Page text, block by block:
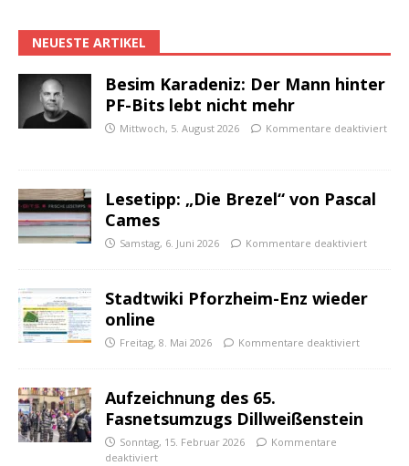
NEUESTE ARTIKEL
Besim Karadeniz: Der Mann hinter
PF-Bits lebt nicht mehr
Mittwoch, 5. August 2026 Kommentare deaktiviert
Lesetipp: „Die Brezel“ von Pascal
Cames
Samstag, 6. Juni 2026 Kommentare deaktiviert
Stadtwiki Pforzheim-Enz wieder
online
Freitag, 8. Mai 2026 Kommentare deaktiviert
Aufzeichnung des 65.
Fasnetsumzugs Dillweißenstein
Sonntag, 15. Februar 2026
Kommentare
deaktiviert